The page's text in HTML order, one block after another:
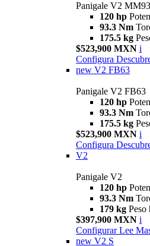
Panigale V2 MM93
120 hp
93.3 Nm
175.5 kg
$523,900 MXN i
Configura
new V2 FB63
Panigale V2 FB63
120 hp
93.3 Nm
175.5 kg
$523,900 MXN i
Configura
V2
Panigale V2
120 hp
93.3 Nm
179 kg Peso
$397,900 MXN i
Configurar Lee
new V2 S